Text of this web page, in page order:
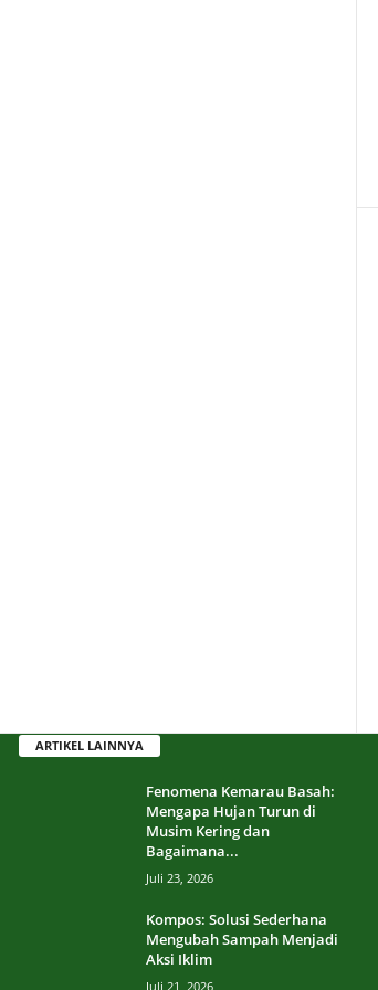
ARTIKEL LAINNYA
Fenomena Kemarau Basah:
Mengapa Hujan Turun di
Musim Kering dan
Bagaimana...
Juli 23, 2026
Kompos: Solusi Sederhana
Mengubah Sampah Menjadi
Aksi Iklim
Juli 21, 2026